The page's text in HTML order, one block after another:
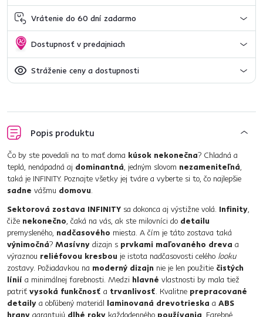
Vrátenie do 60 dní zadarmo
Dostupnosť v predajniach
Stráženie ceny a dostupnosti
Popis produktu
Čo by ste povedali na to mať doma kúsok nekonečna? Chladná a
teplá, nenápadná aj dominantná, jedným slovom nezameniteľná,
taká je INFINITY. Poznajte všetky jej tváre a vyberte si to, čo najlepšie
sadne vášmu domovu.
Sektorová zostava INFINITY sa dokonca aj výstižne volá. Infinity,
čiže nekonečno, čaká na vás, ak ste milovníci do detailu
premysleného, nadčasového miesta. A čím je táto zostava taká
výnimočná? Masívny dizajn s prvkami maľovaného dreva a
výraznou reliéfovou kresbou je istota nadčasovosti celého looku
zostavy. Požiadavkou na moderný dizajn nie je len použitie čistých
línií a minimálnej farebnosti. Medzi hlavné vlastnosti by mala tiež
patriť vysoká funkčnosť a trvanlivosť. Kvalitne prepracované
detaily a obľúbený materiál laminovaná drevotrieska a ABS
hrany garantujú dlhé roky každodenného používania. Farebné